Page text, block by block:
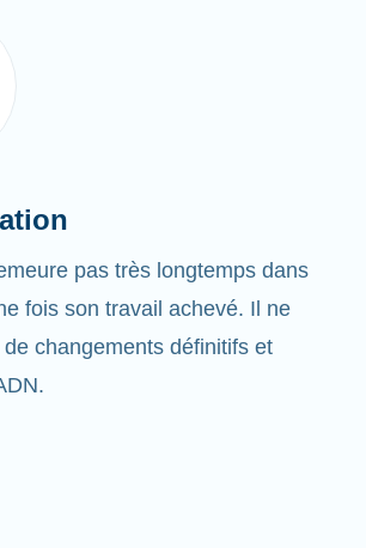
pas très longtemps dans
fois son travail achevé. Il ne
de changements définitifs et